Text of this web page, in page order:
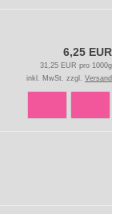
6,25 EUR
31,25 EUR pro 1000g
inkl. MwSt. zzgl. Versand